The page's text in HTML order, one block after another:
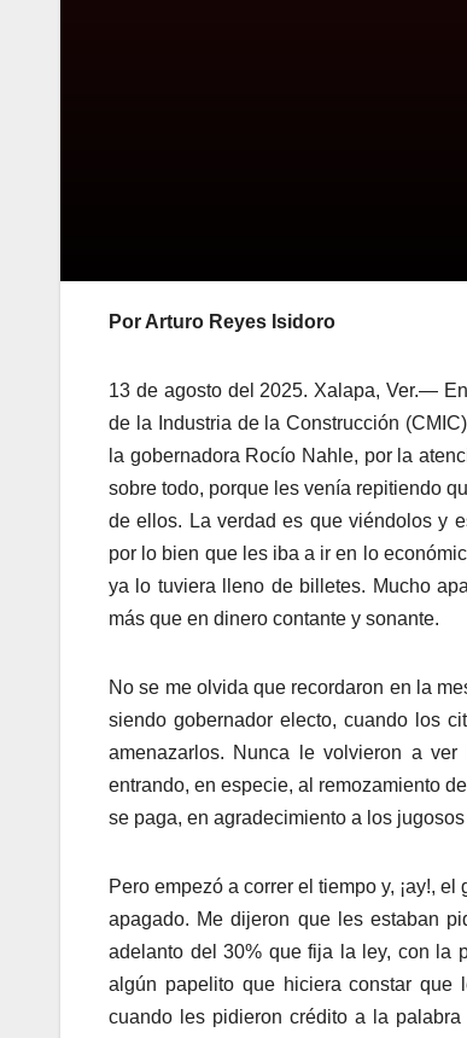
Por Arturo Reyes Isidoro
13 de agosto del 2025. Xalapa, Ver.—
de la Industria de la Construcción
la gobernadora Rocío Nahle, por la
sobre todo, porque les venía repitiendo
de ellos. La verdad es que viéndolos y
por lo bien que les iba a ir en lo
ya lo tuviera lleno de billetes. Mucho
más que en dinero contante y sonante.
No se me olvida que recordaron en la
siendo gobernador electo, cuando los
amenazarlos. Nunca le volvieron a
entrando, en especie, al remozamiento
se paga, en agradecimiento a los
Pero empezó a correr el tiempo y, ¡ay!,
apagado. Me dijeron que les estaban
adelanto del 30% que fija la ley, con la
algún papelito que hiciera constar que
cuando les pidieron crédito a la